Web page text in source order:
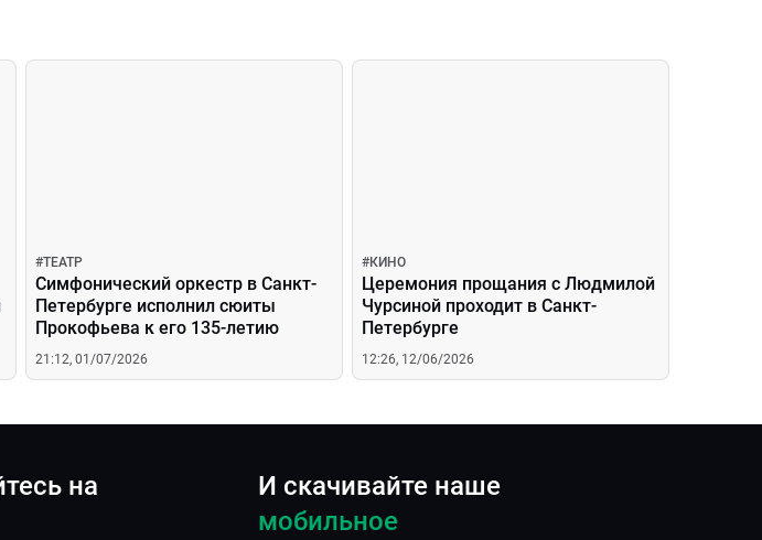
#ТЕАТР
Симфонический оркестр в Санкт-
Петербурге исполнил сюиты
Прокофьева к его 135-летию
21:12, 01/07/2026
#КИНО
Церемония прощания с Людмилой
Чурсиной проходит в Санкт-
Петербурге
12:26, 12/06/2026
на
И скачивайте наше
мобильное